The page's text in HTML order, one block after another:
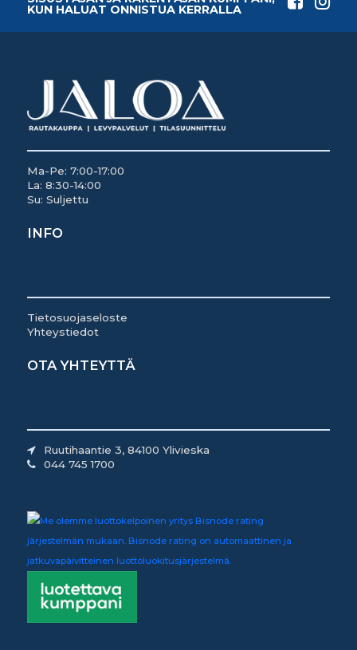
KUN HALUAT ONNISTUA KERRALLA
Ma-Pe: 7:00-17:00
La: 8:30-14:00
Su: Suljettu
INFO
Tietosuojaseloste
Yhteystiedot
OTA YHTEYTTÄ
Ruutihaantie 3, 84100 Ylivieska
044 745 1700